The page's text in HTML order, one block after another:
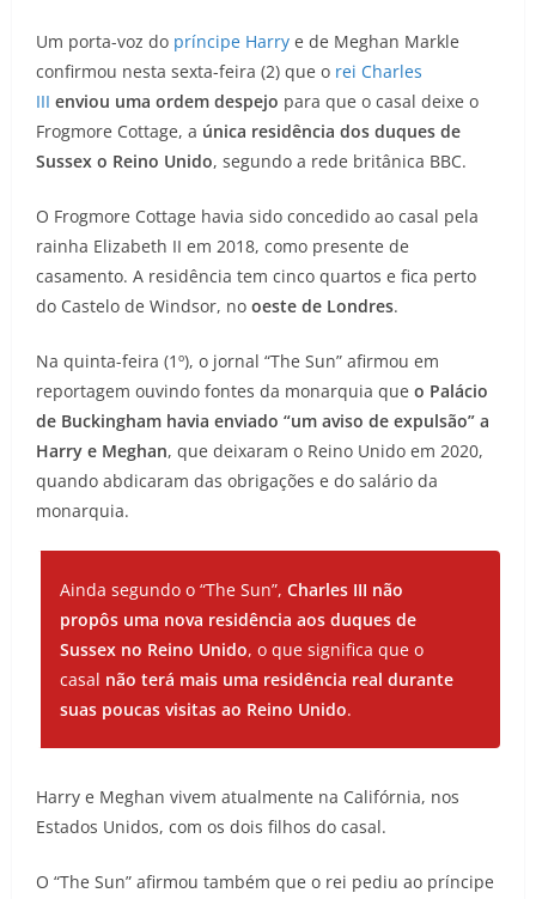
Um porta-voz do príncipe Harry e de Meghan Markle
confirmou nesta sexta-feira (2) que o rei Charles
III enviou uma ordem despejo para que o casal deixe o
Frogmore Cottage, a única residência dos duques de
Sussex o Reino Unido, segundo a rede britânica BBC.
O Frogmore Cottage havia sido concedido ao casal pela
rainha Elizabeth II em 2018, como presente de
casamento. A residência tem cinco quartos e fica perto
do Castelo de Windsor, no oeste de Londres.
Na quinta-feira (1º), o jornal “The Sun” afirmou em
reportagem ouvindo fontes da monarquia que o Palácio
de Buckingham havia enviado “um aviso de expulsão” a
Harry e Meghan, que deixaram o Reino Unido em 2020,
quando abdicaram das obrigações e do salário da
monarquia.
Ainda segundo o “The Sun”, Charles III não
propôs uma nova residência aos duques de
Sussex no Reino Unido, o que significa que o
casal não terá mais uma residência real durante
suas poucas visitas ao Reino Unido.
Harry e Meghan vivem atualmente na Califórnia, nos
Estados Unidos, com os dois filhos do casal.
O “The Sun” afirmou também que o rei pediu ao príncipe